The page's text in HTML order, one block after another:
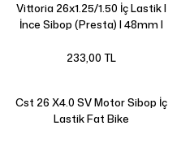
Vittoria 26x1.25/1.50 İç Lastik |
İnce Sibop (Presta) | 48mm |
233,00 TL
Cst 26 X4.0 SV Motor Sibop İç
Lastik Fat Bike